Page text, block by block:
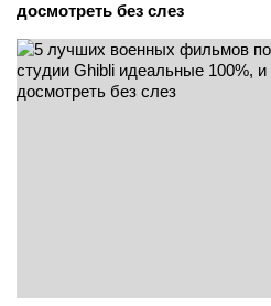
досмотреть без слез